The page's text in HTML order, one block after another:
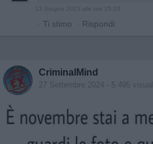
13 Giugno 2025 alle ore 15:33
· Ti stimo · Rispondi
CriminalMind
27 Settembre 2024 - 5.495